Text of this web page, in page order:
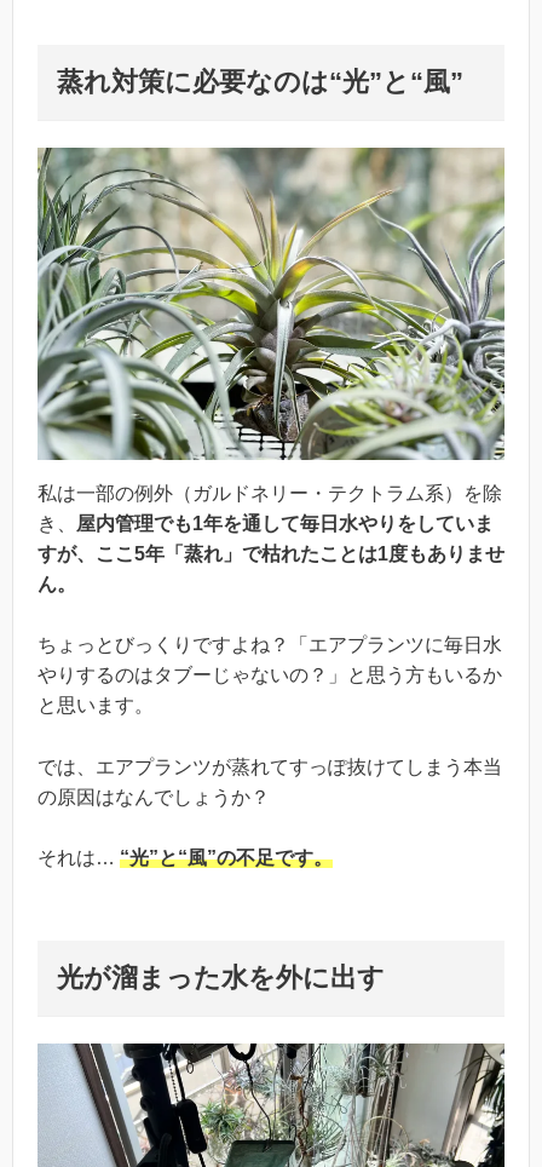
蒸れ対策に必要なのは“光”と“風”
私は一部の例外（ガルドネリー・テクトラム系）を除
き、 屋内管理でも1年を通して毎日水やりをしていま
すが、ここ5年「蒸れ」で枯れたことは1度もありませ
ん。
ちょっとびっくりですよね？「エアプランツに毎日水
やりするのはタブーじゃないの？」と思う方もいるか
と思います。
では、エアプランツが蒸れてすっぽ抜けてしまう本当
の原因はなんでしょうか？
それは… “光”と“風”の不足です。
光が溜まった水を外に出す